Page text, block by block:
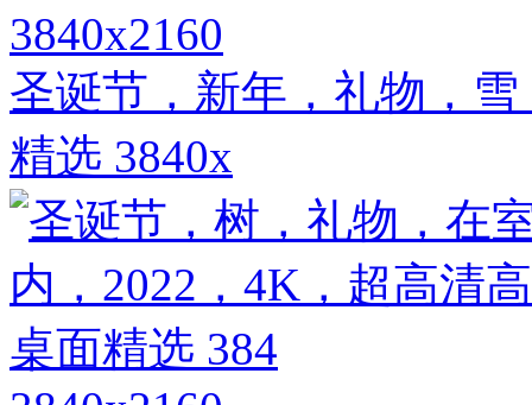
3840x2160
圣诞节，新年，礼物，
精选 3840x